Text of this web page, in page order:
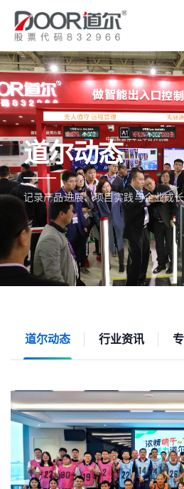
道尔动态
记录产品进展、项目实践与企业成
道尔动态 行业资讯